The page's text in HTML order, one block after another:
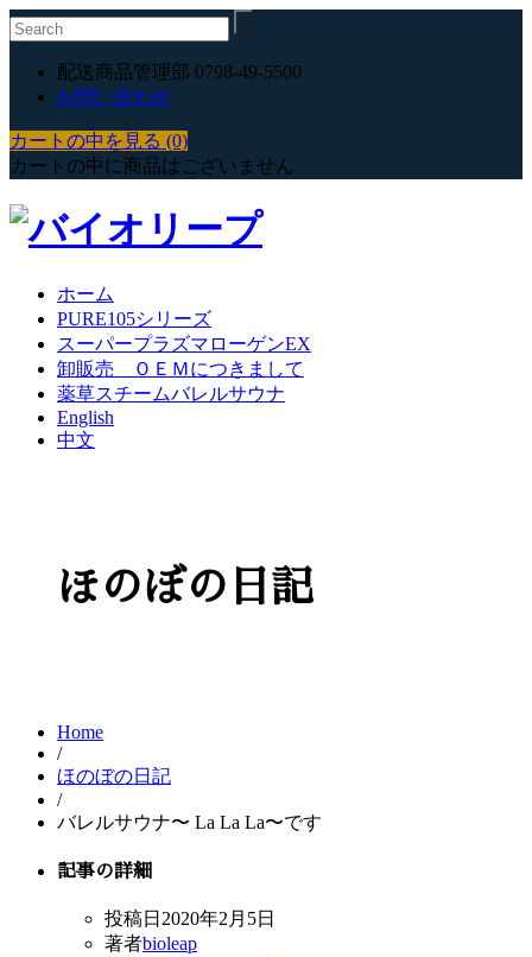
配送商品管理部 0798-49-5500
お問い合わせ
カートの中を見る (0)
カートの中に商品はございません
ホーム
PURE105シリーズ
スーパープラズマローゲンEX
卸販売 ＯＥＭにつきまして
薬草スチームバレルサウナ
English
中文
ほのぼの日記
Home
/
ほのぼの日記
/
バレルサウナ〜 La La La〜です
記事の詳細
投稿日 2020年2月5日
著者bioleap